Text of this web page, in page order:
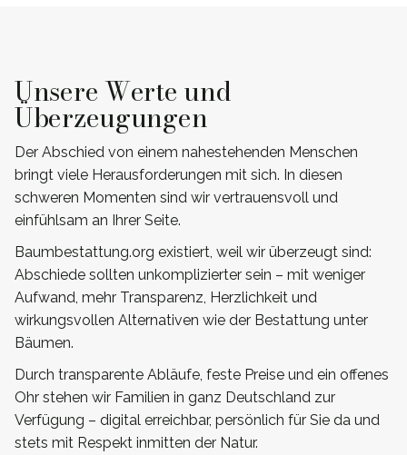
Unsere Werte und
Überzeugungen
Der Abschied von einem nahestehenden Menschen
bringt viele Herausforderungen mit sich. In diesen
schweren Momenten sind wir vertrauensvoll und
einfühlsam an Ihrer Seite.
Baumbestattung.org existiert, weil wir überzeugt sind:
Abschiede sollten unkomplizierter sein – mit weniger
Aufwand, mehr Transparenz, Herzlichkeit und
wirkungsvollen Alternativen wie der Bestattung unter
Bäumen.
Durch transparente Abläufe, feste Preise und ein offenes
Ohr stehen wir Familien in ganz Deutschland zur
Verfügung – digital erreichbar, persönlich für Sie da und
stets mit Respekt inmitten der Natur.